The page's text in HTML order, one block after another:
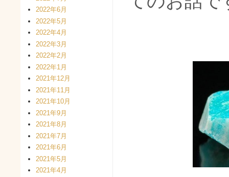
2022年6月
2022年5月
2022年4月
2022年3月
2022年2月
2022年1月
2021年12月
2021年11月
2021年10月
2021年9月
2021年8月
2021年7月
2021年6月
2021年5月
2021年4月